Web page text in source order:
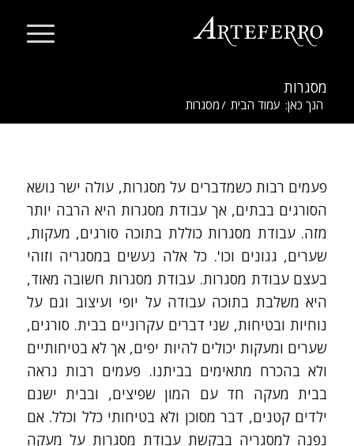
מסגרות
הנך כאן: עמוד הבית / מסגרות
פעמים רבות כשמדברים על מסגרות, עולה ישר נושא
הסורגים בבתים, אך עבודת מסגרות היא הרבה יותר
מזה. עבודת מסגרות כוללת בתוכה סורגים, מעקות,
שערים, גגונים וכו'. כל אלה נעשים במסגריה וזוהי
בעצם עבודת מסגרות. עבודת מסגרות חשובה מאוד,
היא משלבת בתוכה עבודה על יופי ועיצוב וגם על
נוחיות ובטיחות, שני דברים עקרוניים בבית. סורגים,
שערים ומעקות יכולים להיות יפים, אך לא בטיחותיים
ולא בהכרח מתאימים בביתנו. פעמים רבות נראה
בבית מעקה חד עם המון שפיצים, ובבית ישנם
ילדים קטנים, דבר מסוכן ולא בטיחותי כלל וכלל. אם
נפנה למסגריה בבקשת עבודת מסגרות על מעקה